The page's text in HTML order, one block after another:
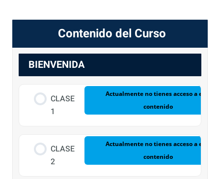
Contenido del Curso
BIENVENIDA
CLASE
1
Actualmente no tienes acceso a este
contenido
CLASE
2
Actualmente no tienes acceso a este
contenido